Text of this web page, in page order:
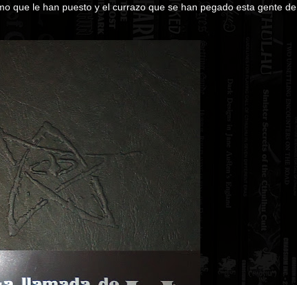
que le han puesto y el currazo que se han pegado esta gente de